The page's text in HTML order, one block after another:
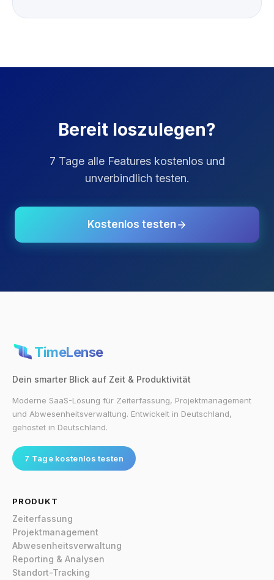
Bereit loszulegen?
7 Tage alle Features kostenlos und
unverbindlich testen.
Kostenlos testen
TimeLense
Dein smarter Blick auf Zeit & Produktivität
Moderne SaaS-Lösung für Zeiterfassung, Projektmanagement
und Abwesenheitsverwaltung. Entwickelt in Deutschland,
gehostet in Deutschland.
7 Tage kostenlos testen
PRODUKT
Zeiterfassung
Projektmanagement
Abwesenheitsverwaltung
Reporting & Analysen
Standort-Tracking